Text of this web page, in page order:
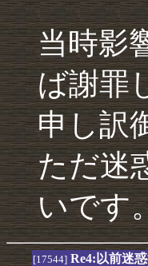
当時影
ば謝罪
申し訳
ただ迷
いです
[17544] Re4:以前迷